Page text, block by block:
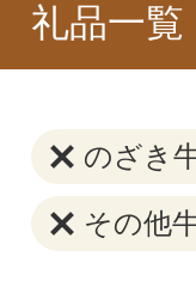
礼品一覧
のざき
その他